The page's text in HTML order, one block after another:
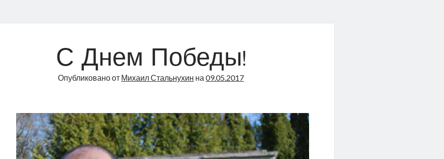
С Днем Победы!
Опубликовано от Михаил Стальнухин на09.05.2017